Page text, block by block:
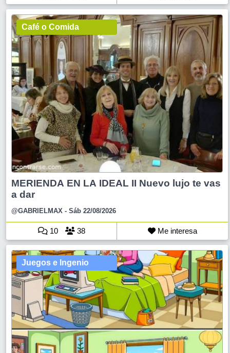
Café o Comida
MERIENDA EN LA IDEAL II Nuevo lujo te vas
a dar
@GABRIELMAX - Sáb 22/08/2026
10 38 Me interesa
Juegos e Ingenio